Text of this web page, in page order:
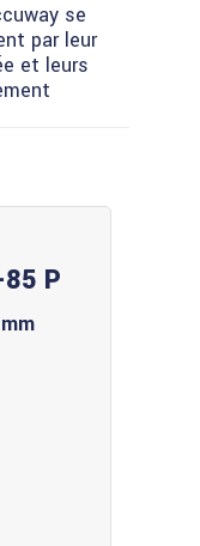
se
par leur
et leurs
P